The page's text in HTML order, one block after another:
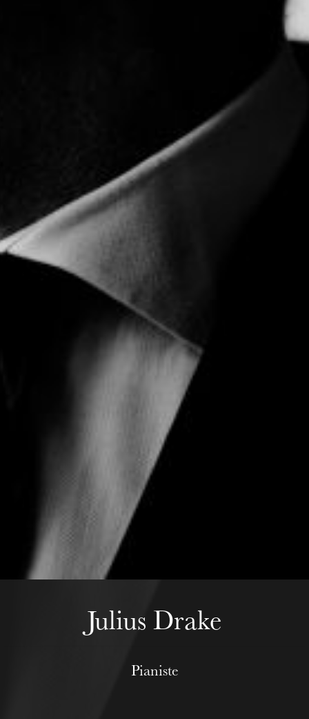
Die OnR mit euch
Führungen durch die Oper
Mittwoch 19 Aug. 2026
Julius Drake
Pianiste